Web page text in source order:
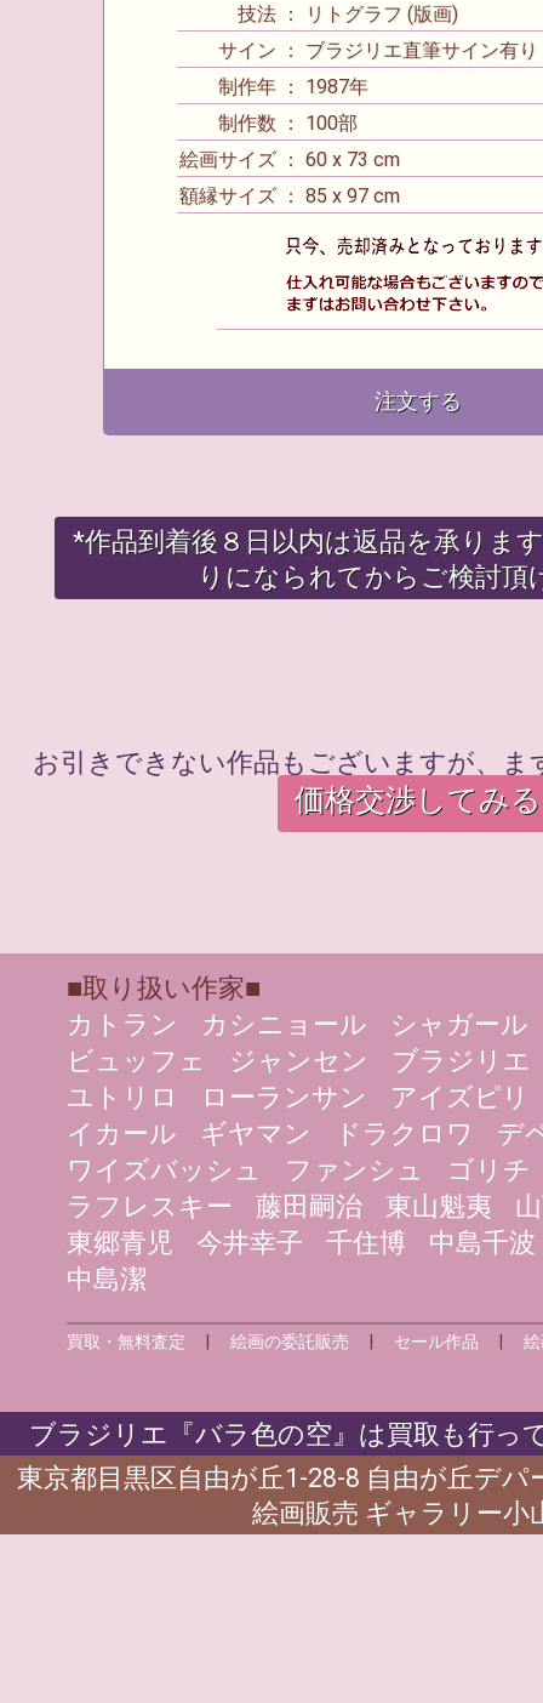
技法 ： リトグラフ (版画)
サイン ： ブラジリエ直筆サイン有り
制作年 ： 1987年
制作数 ： 100部
絵画サイズ ： 60 x 73 cm
額縁サイズ ： 85 x 97 cm
注文する
*作品到着後８日以内は返品を承りま
りになられてからご検討頂
お引きできない作品もございますが、
価格交渉してみる
■取り扱い作家■
カトラン
カシニョール
シャガール
ビュッフェ
ジャンセン
ブラジリエ
ユトリロ
ローランサン
アイズピリ
イカール
ギヤマン ドラクロワ
デ
ワイズバッシュ
ファンシュ
ゴリチ
ラフレスキー
藤田嗣治 東山魁夷
東郷青児
今井幸子 千住博
中島千波
中島潔
買取・無料査定 |絵画の委託販売 セール作品 |
ブラジリエ『バラ色の空』は買取も行っ
東京都目黒区自由が丘1-28-8 自由が丘デ
絵画販売 ギャラリー小